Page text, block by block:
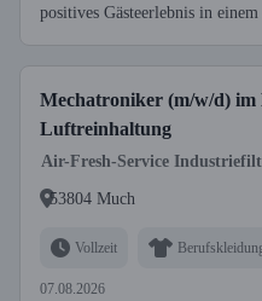
positives Gästeerlebnis in
Mechatroniker (m/w/d) im
Luftreinhaltung
Air-Fresh-Service
53804 Much
Vollzeit
07.08.2026